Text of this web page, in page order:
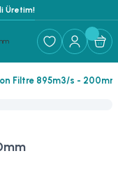
Üretim!
Filtre 895m3/s - 200mm